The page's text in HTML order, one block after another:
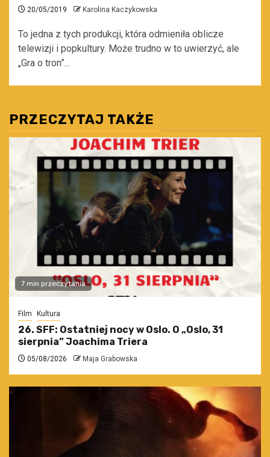
20/05/2019 Karolina Kaczykowska
To jedna z tych produkcji, która odmieniła oblicze
telewizji i popkultury. Może trudno w to uwierzyć, ale
„Gra o tron”...
PRZECZYTAJ TAKŻE
7 min przeczytania
Film Kultura
26. SFF: Ostatniej nocy w Oslo. O „Oslo, 31
sierpnia” Joachima Triera
05/08/2026 Maja Grabowska